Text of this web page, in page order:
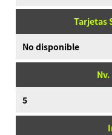
Tarjetas
No disponible
5